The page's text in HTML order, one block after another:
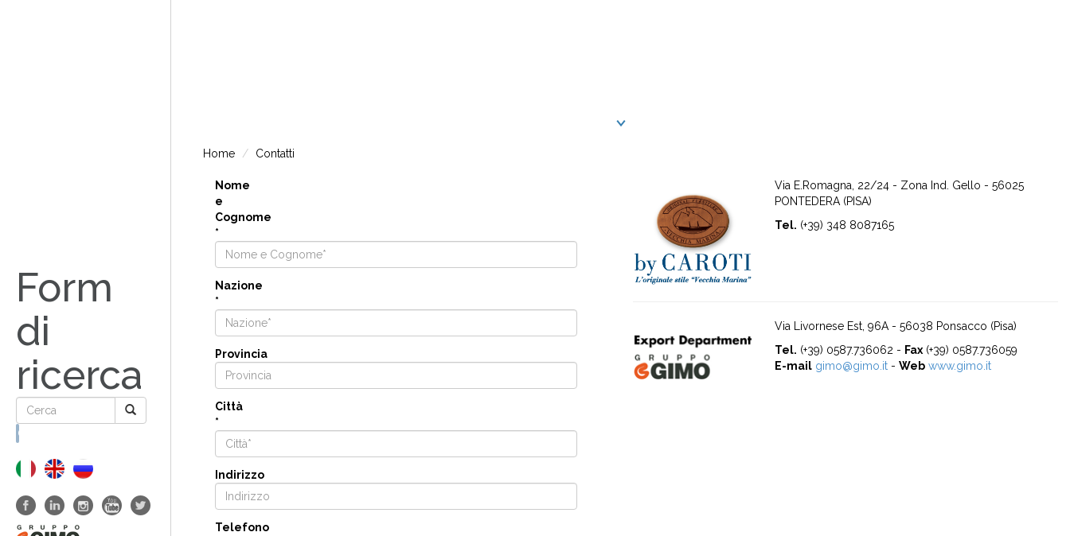
Form
di
ricerca
Cerca
Home Contatti
Nome
e
Cognome
*
Nazione
*
Provincia
Città
*
Indirizzo
Telefono
Via E.Romagna, 22/24 - Zona Ind. Gello - 56025
PONTEDERA (PISA)
Tel. (+39) 348 8087165
Via Livornese Est, 96A - 56038 Ponsacco (Pisa)
Tel. (+39) 0587.736062 - Fax(+39) 0587.736059
E-mail gimo@gimo.it- Web www.gimo.it